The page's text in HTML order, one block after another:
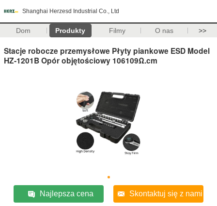
Shanghai Herzesd Industrial Co., Ltd
Dom Produkty Filmy O nas >>
Stacje robocze przemysłowe Płyty piankowe ESD Model
HZ-1201B Opór objętościowy 106109Ω.cm
Najlepsza cena Skontaktuj się z nami